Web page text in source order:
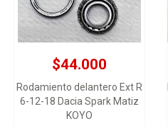
$44.000
Rodamiento delantero Ext R
6-12-18 Dacia Spark Matiz
KOYO